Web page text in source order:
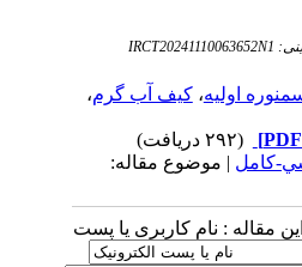
IRCT20241110063652N1
اولیه،کیف آب گرم ،
کامل| موضوع مقاله:
مقاله : نام کاربری یا پست